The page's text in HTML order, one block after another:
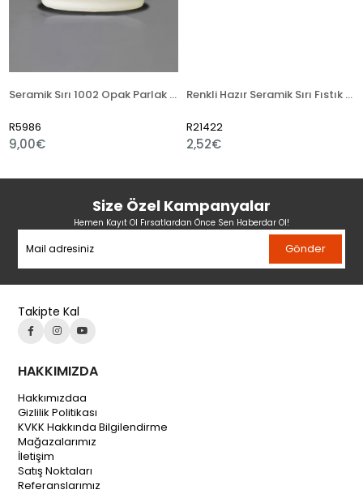
Seramik Sırı 1002 Opak Parlak Toz Renkli Hazır Seramik Sırı Fıstık Yeşili 521-5
R21422
2,52€
Size Özel Kampanyalar
Hemen Kayıt Ol Fırsatlardan Önce Sen Haberdar Ol!
Gönder
Takipte Kal
HAKKIMIZDA
Hakkımızdaa
Gizlilik Politikası
KVKK Hakkında Bilgilendirme
Mağazalarımız
İletişim
Satış Noktaları
Referanslarımız